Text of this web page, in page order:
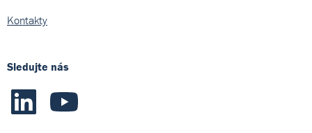
Kontakty
Sledujte nás